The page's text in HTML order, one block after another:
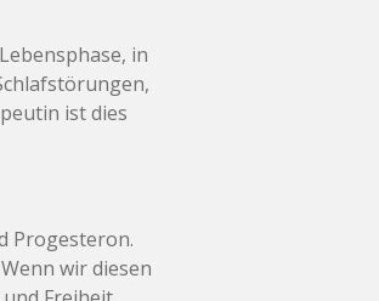
in
ist dies
Progesteron.
wir diesen